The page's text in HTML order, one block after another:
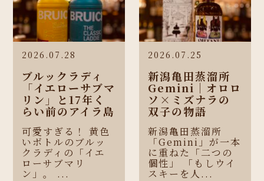
2026.07.28
ブルックラディ
「イエローサブマ
リン」と17年く
らい前のアイラ島
可愛すぎる！ 黄色
いボトルのブルッ
クラディの「イエ
ローサブマリ
ン」。 ...
2026.07.25
新潟亀田蒸溜所
Gemini｜オロロ
ソ×ミズナラの
双子の物語
新潟亀田蒸溜所
「Gemini」が一本
に重ねた「二つの
個性」 「もしウイ
スキーを人...